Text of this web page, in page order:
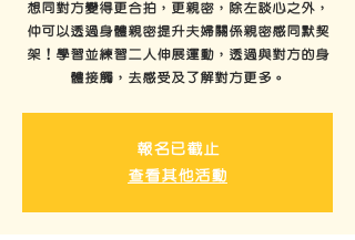
想同對方變得更合拍，更親密，除左談心之外，
仲可以透過身體親密提升夫婦關係親密感同默契
架！學習並練習二人伸展運動，透過與對方的身
體接觸，去感受及了解對方更多。
報名已截止
查看其他活動